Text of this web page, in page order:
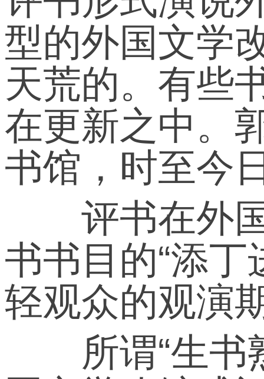
型的外国文学
天荒的。有些
在更新之中。
书馆，时至今
评书在外国
书书目的“添
轻观众的观演
所谓“生书熟